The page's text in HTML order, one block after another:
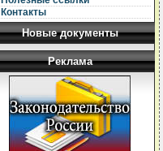
Контакты
Новые документы
Реклама